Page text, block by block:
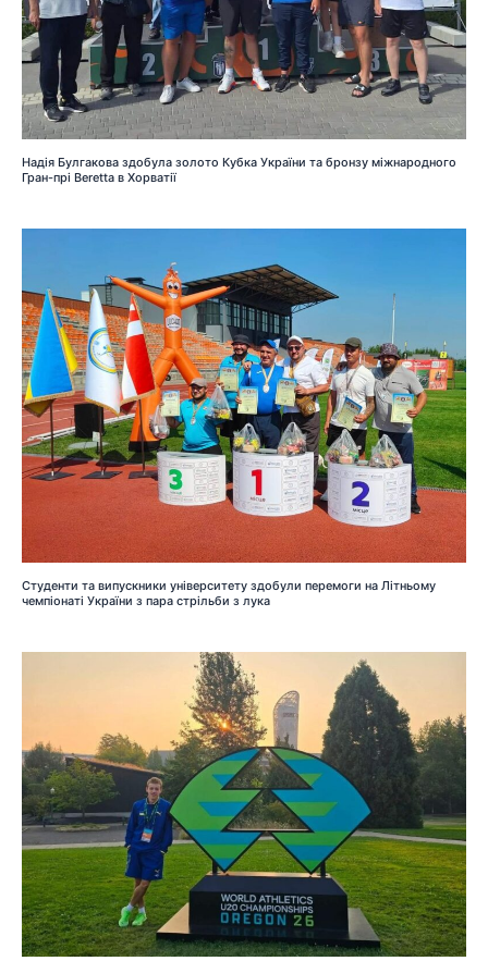
Надія Булгакова здобула золото Кубка України та бронзу міжнародного
Гран-прі Beretta в Хорватії
Студенти та випускники університету здобули перемоги на Літньому
чемпіонаті України з пара стрільби з лука